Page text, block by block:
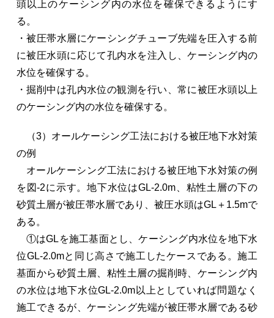
頭以上のケーシング内の水位を確保できるようにす
る。
・被圧帯水層にケーシングチューブ先端を圧入する前
に被圧水頭に応じて孔内水を注入し、ケーシング内の
水位を確保する。
・掘削中は孔内水位の観測を行い、常に被圧水頭以上
のケーシング内の水位を確保する。
（3）オールケーシング工法における被圧地下水対策
の例
オールケーシング工法における被圧地下水対策の例
を図-2に示す。地下水位はGL-2.0m、粘性土層の下の
砂質土層が被圧帯水層であり、被圧水頭はGL＋1.5mで
ある。
①はGLを施工基面とし、ケーシング内水位を地下水
位GL-2.0mと同じ高さで施工したケースである。施工
基面から砂質土層、粘性土層の掘削時、ケーシング内
の水位は地下水位GL-2.0m以上としていれば問題なく
施工できるが、ケーシング先端が被圧帯水層である砂